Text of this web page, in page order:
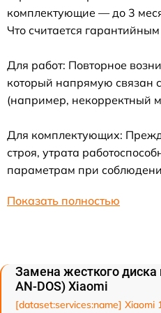
комплектующие — до 3
Что считается
Для работ: Повторное
который напрямую связан
(например, некорректный
Для комплектующих:
строя, утрата
параметрам при
Показать полностью
Замена жесткого диска
AN-DOS) Xiaomi
[dataset:services:name] Xiaomi